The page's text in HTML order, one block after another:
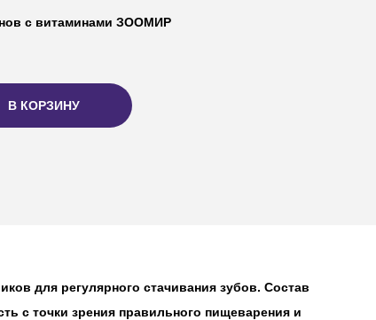
с витаминами ЗООМИР
В КОРЗИНУ
для регулярного стачивания зубов. Состав
с точки зрения правильного пищеварения и